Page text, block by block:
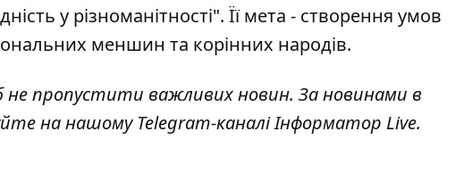
у різноманітності". Її мета - створення умов
меншин та корінних народів.
не пропустити важливих новин. За новинами в
на нашому Telegram-каналіІнформатор Live.